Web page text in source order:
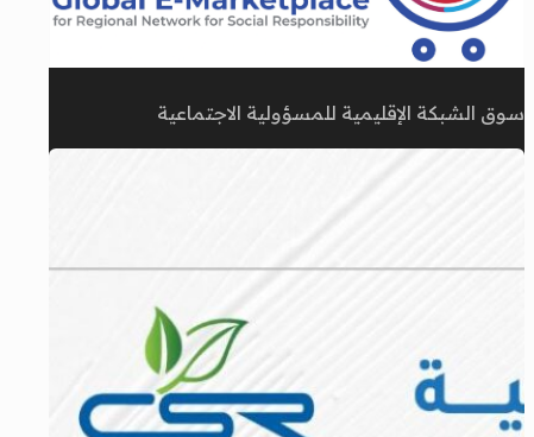
سوق الشبكة الإقليمية للمسؤولية الاجتماعية